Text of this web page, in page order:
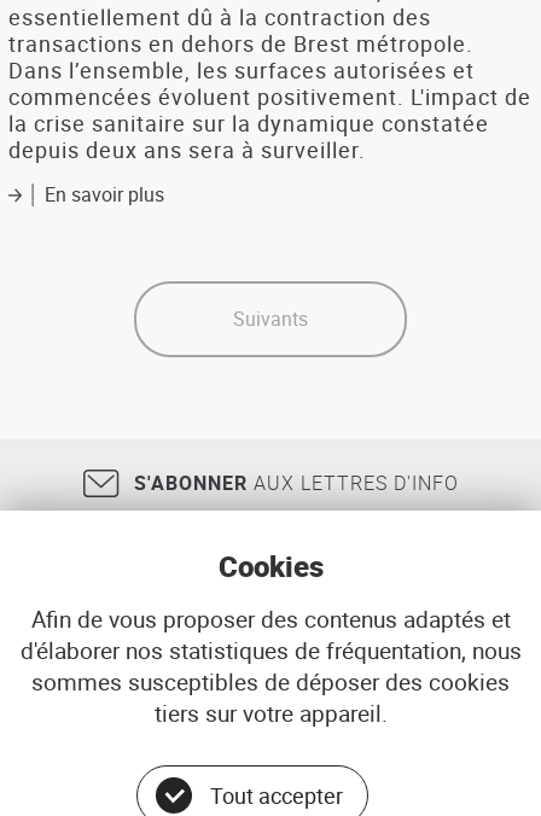
essentiellement dû à la contraction des
transactions en dehors de Brest métropole.
Dans l’ensemble, les surfaces autorisées et
commencées évoluent positivement. L'impact de
la crise sanitaire sur la dynamique constatée
depuis deux ans sera à surveiller.
En savoir plussur
Le
en
qui
s'affirme
Suivants
S'ABONNER AUX LETTRES D'INFO
18, rue Jean Jaurès 29200 BREST
02 98 33 51 71
CONTACT
Cookies
Afin de vous proposer des contenus adaptés et
d'élaborer nos statistiques de fréquentation, nous
sommes susceptibles de déposer des cookies
tiers sur votre appareil.
Tout accepter